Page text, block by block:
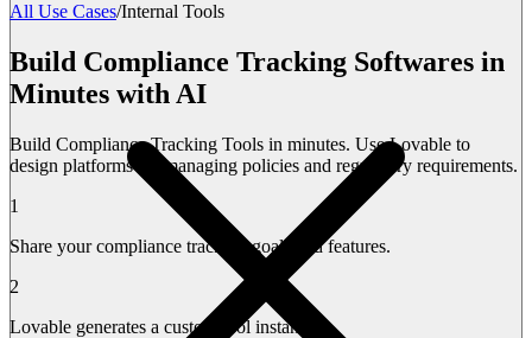
All Use Cases/Internal Tools
Build Compliance Tracking Softwares in
Minutes with AI
Build Compliance Tracking Tools in minutes. Use Lovable to
design platforms for managing policies and regulatory requirements.
1
Share your compliance tracking goals and features.
2
Lovable generates a custom tool instantly.